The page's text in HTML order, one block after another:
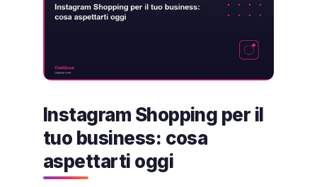
Instagram Shopping per il
tuo business: cosa
aspettarti oggi